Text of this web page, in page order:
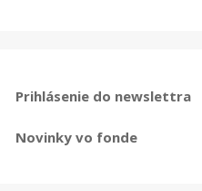
Prihlásenie do newslettra
Novinky vo fonde